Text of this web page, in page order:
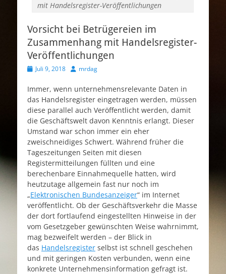
mit Handelsregister-Veröffentlichungen
Vorsicht bei Betrügereien im
Zusammenhang mit Handelsregister-
Veröffentlichungen
Veröffentlicht
Juli 9, 2018 Autormrdag
Immer, wenn unternehmensrelevante Daten in
das Handelsregister eingetragen werden, müssen
diese parallel auch Veröffentlicht werden, damit
die Geschäftswelt davon Kenntnis erlangt. Dieser
Umstand war schon immer ein eher
zweischneidiges Schwert. Während früher die
Tageszeitungen Seiten mit diesen
Registermitteilungen füllten und eine
berechenbare Einnahmequelle hatten, wird
heutzutage allgemein fast nur noch im
„Elektronischen Bundesanzeiger“ im Internet
veröffentlicht. Ob der Geschäftsverkehr die Masse
der dort fortlaufend eingestellten Hinweise in der
vom Gesetzgeber gewünschten Weise wahrnimmt,
mag bezweifelt werden – der Blick in
das Handelsregister selbst ist schnell geschehen
und mit geringen Kosten verbunden, wenn eine
konkrete Unternehmensinformation gefragt ist.